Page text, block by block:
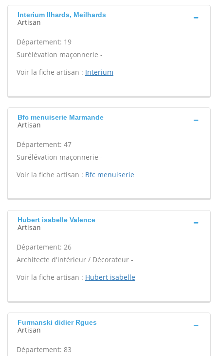
Interium Ilhards, Meilhards
Artisan
Département: 19
Surélévation maçonnerie -
Voir la fiche artisan : Interium
Bfc menuiserie Marmande
Artisan
Département: 47
Surélévation maçonnerie -
Voir la fiche artisan : Bfc menuiserie
Hubert isabelle Valence
Artisan
Département: 26
Architecte d'intérieur / Décorateur -
Voir la fiche artisan : Hubert isabelle
Furmanski didier Rgues
Artisan
Département: 83